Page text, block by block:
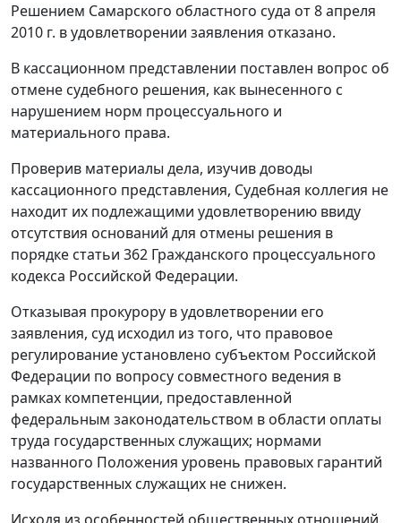
Решением Самарского областного суда от 8 апреля
2010 г. в удовлетворении заявления отказано.
В кассационном представлении поставлен вопрос об
отмене судебного решения, как вынесенного с
нарушением норм процессуального и
материального права.
Проверив материалы дела, изучив доводы
кассационного представления, Судебная коллегия не
находит их подлежащими удовлетворению ввиду
отсутствия оснований для отмены решения в
порядке статьи 362 Гражданского процессуального
кодекса Российской Федерации.
Отказывая прокурору в удовлетворении его
заявления, суд исходил из того, что правовое
регулирование установлено субъектом Российской
Федерации по вопросу совместного ведения в
рамках компетенции, предоставленной
федеральным законодательством в области оплаты
труда государственных служащих; нормами
названного Положения уровень правовых гарантий
государственных служащих не снижен.